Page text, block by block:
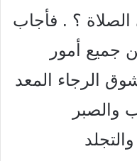
؟ . فأجاب
جميع أمور
الرجاء المعد
والصبر